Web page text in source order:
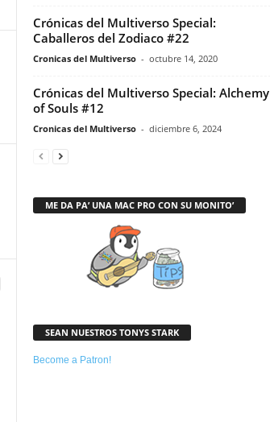
Crónicas del Multiverso Special:
Caballeros del Zodiaco #22
Cronicas del Multiverso - octubre 14, 2020
Crónicas del Multiverso Special: Alchemy
of Souls #12
Cronicas del Multiverso - diciembre 6, 2024
ME DA PA’ UNA MAC PRO CON SU MONITO’
SEAN NUESTROS TONYS STARK
Become a Patron!